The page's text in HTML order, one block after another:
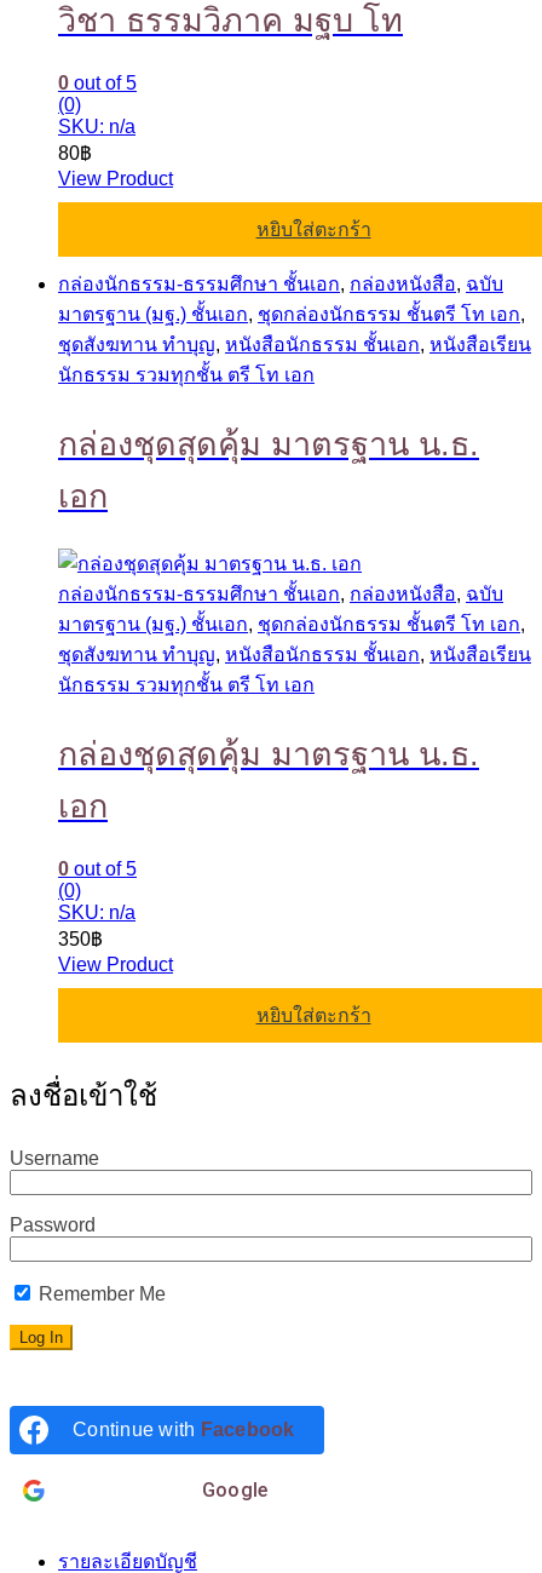
วิชา ธรรมวิภาค มฐบ โท
0 out of 5
(0)
SKU: n/a
80฿
View Product
หยิบใส่ตะกร้า
กล่องนักธรรม-ธรรมศึกษา ชั้นเอก, กล่องหนังสือ, ฉบับ
มาตรฐาน (มฐ.) ชั้นเอก, ชุดกล่องนักธรรม ชั้นตรี โท เอก,
ชุดสังฆทาน ทำบุญ, หนังสือนักธรรม ชั้นเอก, หนังสือเรียน
นักธรรม รวมทุกชั้น ตรี โท เอก
กล่องชุดสุดคุ้ม มาตรฐาน น.ธ.
เอก
กล่องนักธรรม-ธรรมศึกษา ชั้นเอก, กล่องหนังสือ, ฉบับ
มาตรฐาน (มฐ.) ชั้นเอก, ชุดกล่องนักธรรม ชั้นตรี โท เอก,
ชุดสังฆทาน ทำบุญ, หนังสือนักธรรม ชั้นเอก, หนังสือเรียน
นักธรรม รวมทุกชั้น ตรี โท เอก
กล่องชุดสุดคุ้ม มาตรฐาน น.ธ.
เอก
0 out of 5
(0)
SKU: n/a
350฿
View Product
หยิบใส่ตะกร้า
ลงชื่อเข้าใช้
Username
Password
Remember Me
Continue with Facebook
Google
รายละเอียดบัญชี